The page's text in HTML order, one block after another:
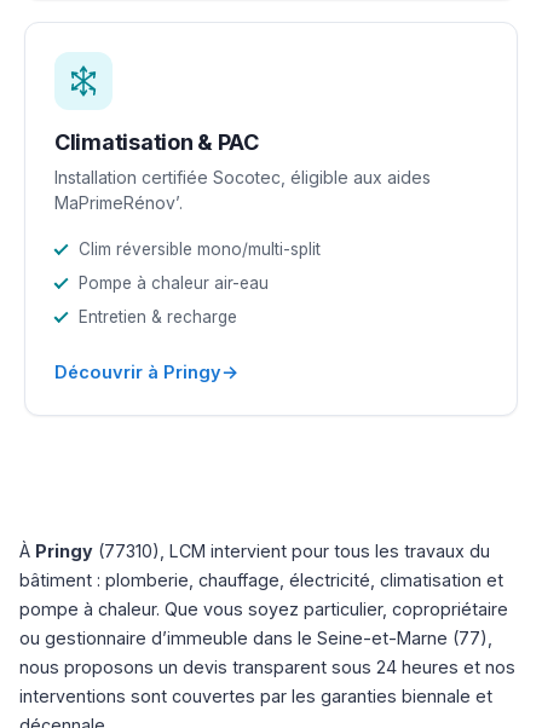
Climatisation & PAC
Installation certifiée Socotec, éligible aux aides
MaPrimeRénov’.
Clim réversible mono/multi-split
Pompe à chaleur air-eau
Entretien & recharge
Découvrir à Pringy→
À Pringy (77310), LCM intervient pour tous les travaux du
bâtiment : plomberie, chauffage, électricité, climatisation et
pompe à chaleur. Que vous soyez particulier, copropriétaire
ou gestionnaire d’immeuble dans le Seine-et-Marne (77),
nous proposons un devis transparent sous 24 heures et nos
interventions sont couvertes par les garanties biennale et